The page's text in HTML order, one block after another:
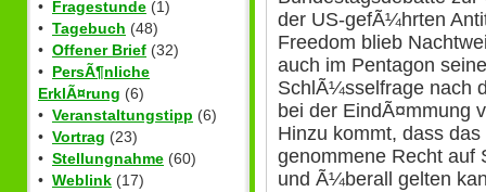
• Fragestunde (1)
• Tagebuch (48)
• Offener Brief (32)
• PersÃ¶nliche
ErklÃ¤rung (6)
• Veranstaltungstipp (6)
• Vortrag (23)
• Stellungnahme (60)
• Weblink (17)
der US-gefÃ¼hrten
Freedom blieb
auch im Pentagon
SchlÃ¼sselfrage nach
bei der EindÃ¤mmung
Hinzu kommt, dass
genommene Recht auf
und Ã¼berall gelten